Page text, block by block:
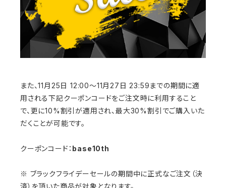
また、11月25日 12:00～11月27日 23:59までの期間に適
用される下記クーポンコードをご注文時に利用すること
で、更に10%割引が適用され、最大30%割引でご購入いた
だくことが可能です。
クーポンコード： base10th
※ ブラックフライデーセールの期間中に正式なご注文（決
済）を頂いた商品が対象となります。